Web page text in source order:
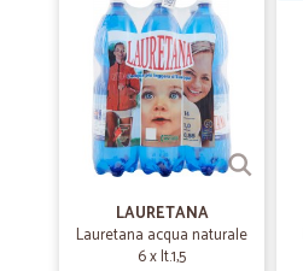
LAURETANA
Lauretana acqua naturale
6 x lt.1,5